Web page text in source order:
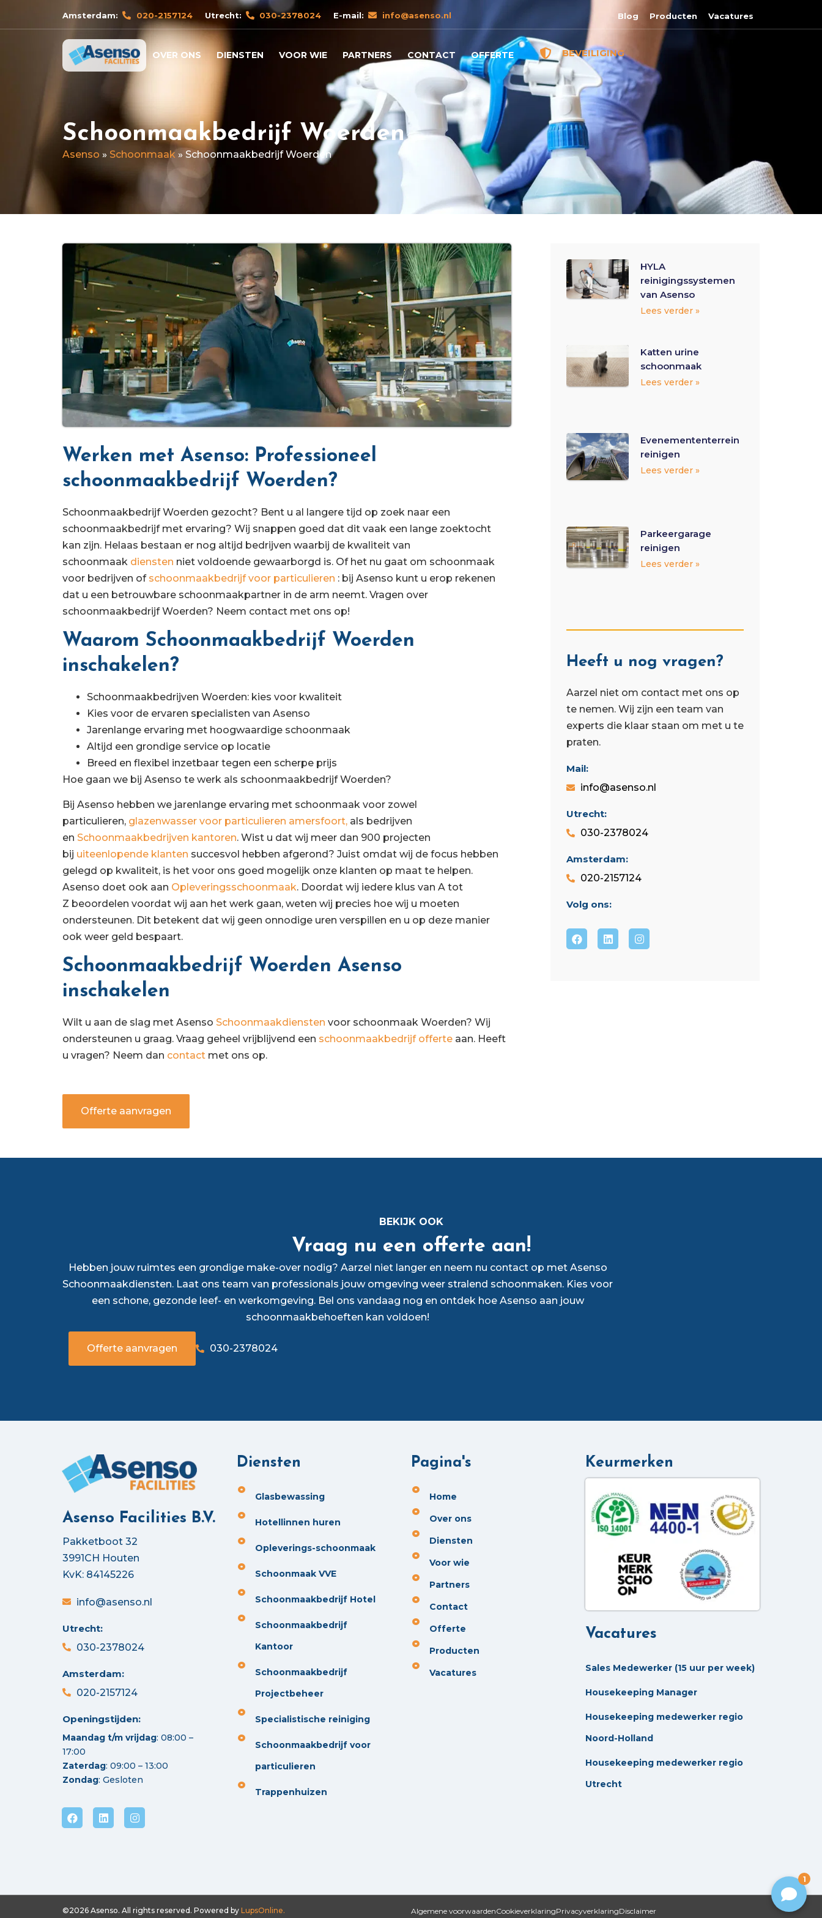
Amsterdam: 020-2157124 Utrecht: 030-2378024 E-mail: info@asenso.nl Blog Producten Vacatures
OVER ONS DIENSTEN VOOR WIE PARTNERS CONTACT OFFERTE BEVEILIGING
Schoonmaakbedrijf Woerden
Asenso » Schoonmaak » Schoonmaakbedrijf Woerden
Werken met Asenso: Professioneel
schoonmaakbedrijf Woerden?
Schoonmaakbedrijf Woerden gezocht? Bent u al langere tijd op zoek naar een
schoonmaakbedrijf met ervaring? Wij snappen goed dat dit vaak een lange zoektocht
kan zijn. Helaas bestaan er nog altijd bedrijven waarbij de kwaliteit van
schoonmaak diensten niet voldoende gewaarborgd is. Of het nu gaat om schoonmaak
voor bedrijven of schoonmaakbedrijf voor particulieren : bij Asenso kunt u erop rekenen
dat u een betrouwbare schoonmaakpartner in de arm neemt. Vragen over
schoonmaakbedrijf Woerden? Neem contact met ons op!
Waarom Schoonmaakbedrijf Woerden
inschakelen?
Schoonmaakbedrijven Woerden: kies voor kwaliteit
Kies voor de ervaren specialisten van Asenso
Jarenlange ervaring met hoogwaardige schoonmaak
Altijd een grondige service op locatie
Breed en flexibel inzetbaar tegen een scherpe prijs
Hoe gaan we bij Asenso te werk als schoonmaakbedrijf Woerden?
Bij Asenso hebben we jarenlange ervaring met schoonmaak voor zowel
particulieren, glazenwasser voor particulieren amersfoort, als bedrijven
en Schoonmaakbedrijven kantoren. Wist u dat wij meer dan 900 projecten
bij uiteenlopende klanten succesvol hebben afgerond? Juist omdat wij de focus hebben
gelegd op kwaliteit, is het voor ons goed mogelijk onze klanten op maat te helpen.
Asenso doet ook aan Opleveringsschoonmaak. Doordat wij iedere klus van A tot
Z beoordelen voordat wij aan het werk gaan, weten wij precies hoe wij u moeten
ondersteunen. Dit betekent dat wij geen onnodige uren verspillen en u op deze manier
ook weer geld bespaart.
Schoonmaakbedrijf Woerden Asenso
inschakelen
Wilt u aan de slag met Asenso Schoonmaakdiensten voor schoonmaak Woerden? Wij
ondersteunen u graag. Vraag geheel vrijblijvend een schoonmaakbedrijf offerte aan. Heeft
u vragen? Neem dan contact met ons op.
Offerte aanvragen
HYLA
reinigingssystemen
van Asenso
Lees verder »
Katten urine
schoonmaak
Lees verder »
Evenemententerrein
reinigen
Lees verder »
Parkeergarage
reinigen
Lees verder »
Heeft u nog vragen?
Aarzel niet om contact met ons op
te nemen. Wij zijn een team van
experts die klaar staan ​​om met u te
praten.
Mail:
info@asenso.nl
Utrecht:
030-2378024
Amsterdam:
020-2157124
Volg ons:
BEKIJK OOK
Vraag nu een offerte aan!
Hebben jouw ruimtes een grondige make-over nodig? Aarzel niet langer en neem nu contact op met Asenso
Schoonmaakdiensten. Laat ons team van professionals jouw omgeving weer stralend schoonmaken. Kies voor
een schone, gezonde leef- en werkomgeving. Bel ons vandaag nog en ontdek hoe Asenso aan jouw
schoonmaakbehoeften kan voldoen!
Offerte aanvragen 030-2378024
Asenso Facilities B.V.
Pakketboot 32
3991CH Houten
KvK: 84145226
info@asenso.nl
Utrecht:
030-2378024
Amsterdam:
020-2157124
Openingstijden:
Maandag t/m vrijdag: 08:00 –
17:00
Zaterdag: 09:00 – 13:00
Zondag: Gesloten
Diensten
Glasbewassing
Hotellinnen huren
Opleverings-schoonmaak
Schoonmaak VVE
Schoonmaakbedrijf Hotel
Schoonmaakbedrijf
Kantoor
Schoonmaakbedrijf
Projectbeheer
Specialistische reiniging
Schoonmaakbedrijf voor
particulieren
Trappenhuizen
Pagina's
Home
Over ons
Diensten
Voor wie
Partners
Contact
Offerte
Producten
Vacatures
Keurmerken
Vacatures
Sales Medewerker (15 uur per week)
Housekeeping Manager
Housekeeping medewerker regio
Noord-Holland
Housekeeping medewerker regio
Utrecht
©2026 Asenso. All rights reserved. Powered by LupsOnline. Algemene voorwaardenCookieverklaringPrivacyverklaringDisclaimer
1